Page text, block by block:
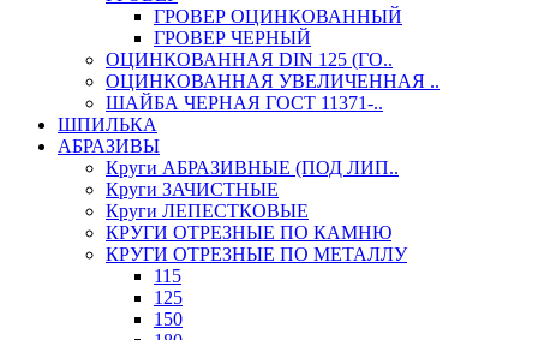
ГРОВЕР ОЦИНКОВАННЫЙ
ГРОВЕР ЧЕРНЫЙ
ОЦИНКОВАННАЯ DIN 125 (ГО..
ОЦИНКОВАННАЯ УВЕЛИЧЕННАЯ ..
ШАЙБА ЧЕРНАЯ ГОСТ 11371-..
ШПИЛЬКА
АБРАЗИВЫ
Круги АБРАЗИВНЫЕ (ПОД ЛИП..
Круги ЗАЧИСТНЫЕ
Круги ЛЕПЕСТКОВЫЕ
КРУГИ ОТРЕЗНЫЕ ПО КАМНЮ
КРУГИ ОТРЕЗНЫЕ ПО МЕТАЛЛУ
115
125
150